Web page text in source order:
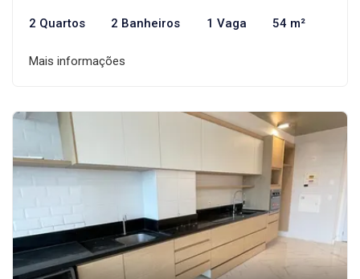
2 Quartos 2 Banheiros 1 Vaga 54 m²
Mais informações